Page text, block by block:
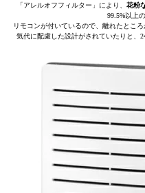
「アレルオフフィルター」により、 花粉
99.5%以上
リモコンが付いているので、離れたとこ
気代に配慮した設計がされていたりと、